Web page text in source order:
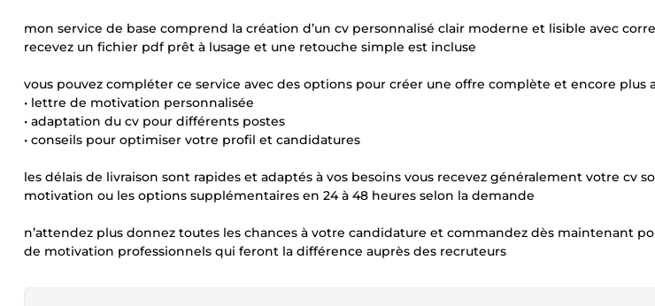
mon service de base comprend la création d’un cv personnalisé clair moderne et lisible avec
recevez un fichier pdf prêt à lusage et une retouche simple est incluse
vous pouvez compléter ce service avec des options pour créer une offre complète et encore plus
• lettre de motivation personnalisée
• adaptation du cv pour différents postes
• conseils pour optimiser votre profil et candidatures
les délais de livraison sont rapides et adaptés à vos besoins vous recevez généralement votre cv
motivation ou les options supplémentaires en 24 à 48 heures selon la demande
n’attendez plus donnez toutes les chances à votre candidature et commandez dès maintenant
de motivation professionnels qui feront la différence auprès des recruteurs